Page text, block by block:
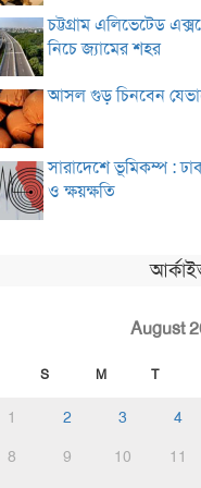
চট্টগ্রাম এলিভেটেড
নিচে জ্যামের শহর
আসল গুড় চিনবেন
সারাদেশে ভূমিকম্প :
ও ক্ষয়ক্ষতি
August
S M T
1 2 3 4
8
9 10 11